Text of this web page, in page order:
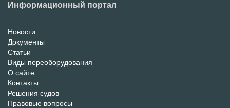
Информационный портал
Информационный
Портал
Новости
Документы
Статьи
Виды переоборудования
О сайте
Контакты
Решения судов
Правовые вопросы